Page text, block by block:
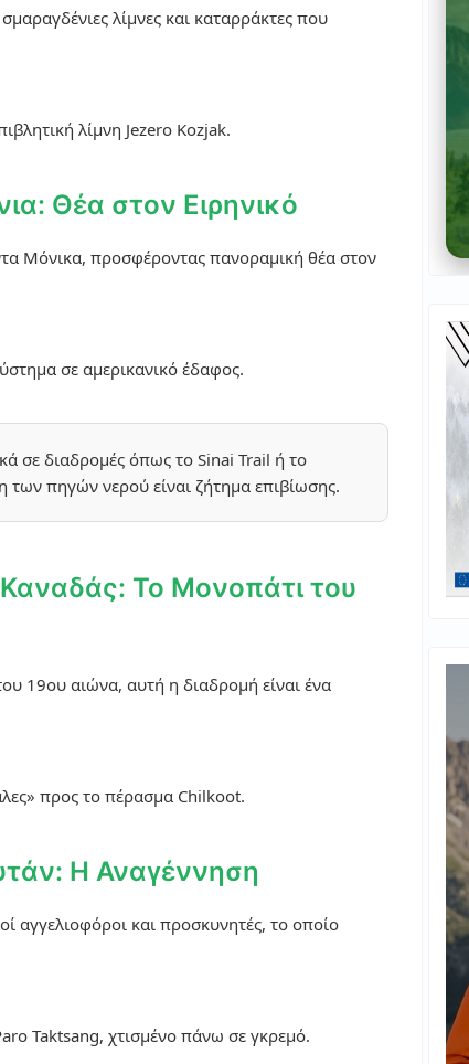
λίμνες και καταρράκτες που
λίμνη Jezero Kozjak.
Θέα στον Ειρηνικό
Μόνικα, προσφέροντας πανοραμική θέα στον
σε αμερικανικό έδαφος.
σε διαδρομές όπως το Sinai Trail ή το
πηγών νερού είναι ζήτημα επιβίωσης.
Το Μονοπάτι του
19ου αιώνα, αυτή η διαδρομή είναι ένα
προς το πέρασμα Chilkoot.
Η Αναγέννηση
αγγελιοφόροι και προσκυνητές, το οποίο
Taktsang, χτισμένο πάνω σε γκρεμό.